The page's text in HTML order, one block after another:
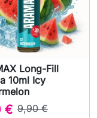
Long-Fill
10ml Icy
€ 9,90 €